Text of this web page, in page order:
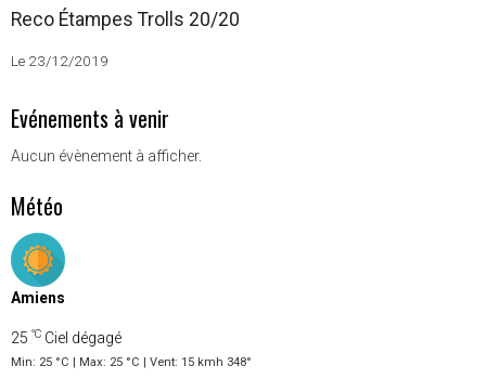
Reco Étampes Trolls 20/20
Le 23/12/2019
Evénements à venir
Aucun évènement à afficher.
Météo
Amiens
25 °C Ciel dégagé
Min: 25 °C | Max: 25 °C | Vent: 15 kmh 348°